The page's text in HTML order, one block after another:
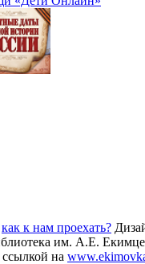
как к нам проехать?
им. А.Е.
на